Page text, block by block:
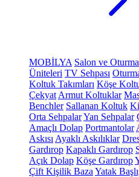
MOBİLYA Salon ve Oturma
Üniteleri TV Sehpası
Koltuk Takımları Köşe
Çekyat Armut Koltuklar
Benchler Sallanan Koltuk
Orta SehpalarYan Sehpalar
Amaçlı Dolap Portmantolar
Askısı Ayaklı Askılıklar
Gardırop Kapaklı Gardırop
Açık Dolap Köşe Gardırop
Çift Kişilik Baza Yatak